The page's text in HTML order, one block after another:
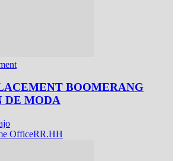
BOOMERANG
DE MODA
OfficeRR.HH